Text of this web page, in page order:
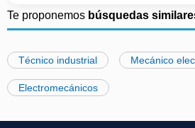
Te proponemos búsquedas
Técnico industrial Mecánico
Electromecánicos